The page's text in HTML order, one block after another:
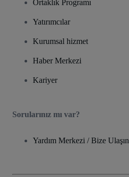
Ortaklık Programı
Yatırımcılar
Kurumsal hizmet
Haber Merkezi
Kariyer
Sorularınız mı var?
Yardım Merkezi / Bize Ulaşın